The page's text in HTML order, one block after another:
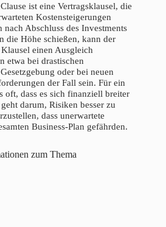
ist eine Vertragsklausel, die
Kostensteigerungen
nach Abschluss des Investments
die Höhe schießen, kann der
einen Ausgleich
etwa bei drastischen
oder bei neuen
der Fall sein. Für ein
oft, dass es sich finanziell breiter
darum, Risiken besser zu
dass unerwartete
Business-Plan gefährden.
zum Thema